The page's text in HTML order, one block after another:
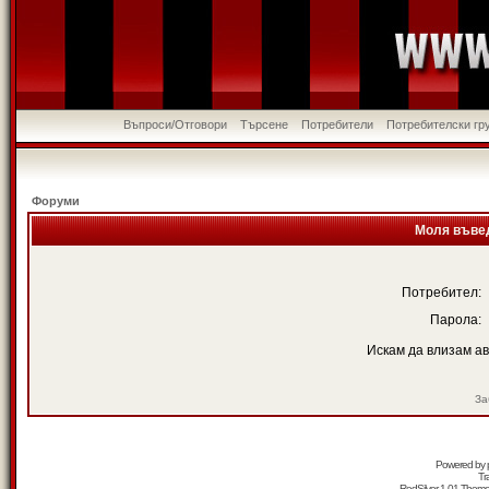
Въпроси/Отговори Търсене Потребители Потребителски
Форуми
Моля
Потребител:
Парола:
Искам да влизам
Powered by